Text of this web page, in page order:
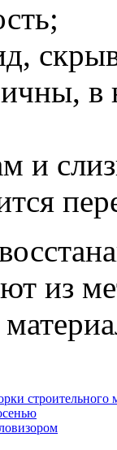
и
из
строительного